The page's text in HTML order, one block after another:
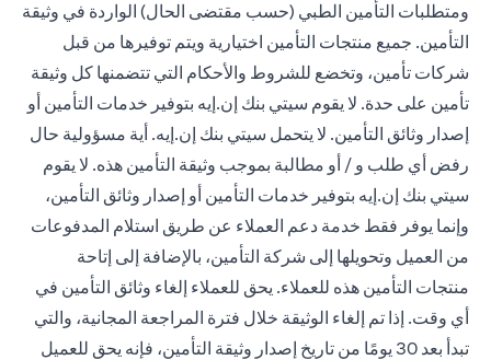
ومتطلبات التأمين الطبي (حسب مقتضى الحال) الواردة في وثيقة
التأمين. جميع منتجات التأمين اختيارية ويتم توفيرها من قبل
شركات تأمين، وتخضع للشروط والأحكام التي تتضمنها كل وثيقة
تأمين على حدة. لا يقوم سيتي بنك إن.إيه بتوفير خدمات التأمين أو
إصدار وثائق التأمين. لا يتحمل سيتي بنك إن.إيه. أية مسؤولية حال
رفض أي طلب و / أو مطالبة بموجب وثيقة التأمين هذه. لا يقوم
سيتي بنك إن.إيه بتوفير خدمات التأمين أو إصدار وثائق التأمين،
وإنما يوفر فقط خدمة دعم العملاء عن طريق استلام المدفوعات
من العميل وتحويلها إلى شركة التأمين، بالإضافة إلى إتاحة
منتجات التأمين هذه للعملاء. يحق للعملاء إلغاء وثائق التأمين في
أي وقت. إذا تم إلغاء الوثيقة خلال فترة المراجعة المجانية، والتي
تبدأ بعد 30 يومًا من تاريخ إصدار وثيقة التأمين، فإنه يحق للعميل